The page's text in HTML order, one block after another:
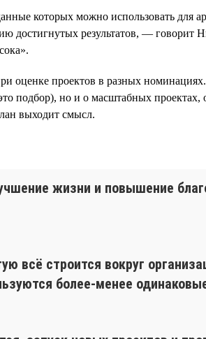
которых можно использовать для
достигнутых результатов, —
проектов в разных номинациях.
подбор), но и о масштабных
выходит смысл.
жизни и повышение
всё строится вокруг
более-менее